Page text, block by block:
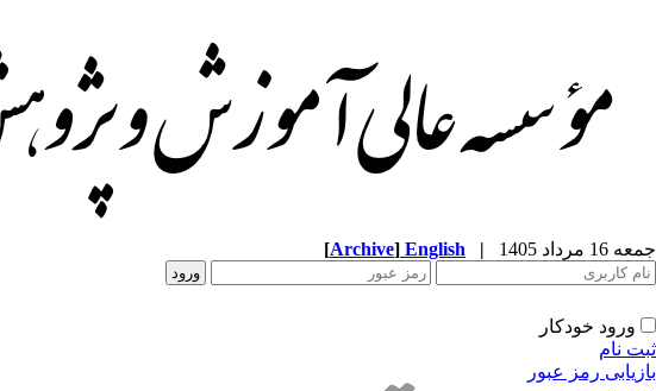
جمعه 16 مرداد 1405 |
English
[Archive]
ورود خودکار
ثبت نام
بازیابی رمز عبور